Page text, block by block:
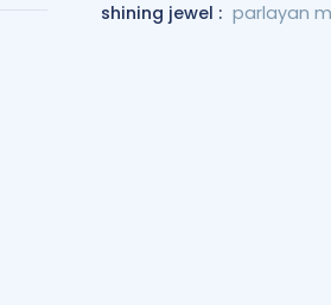
shining jewel : parlayan